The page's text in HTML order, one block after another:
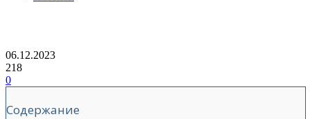
06.12.2023
218
0
Содержание